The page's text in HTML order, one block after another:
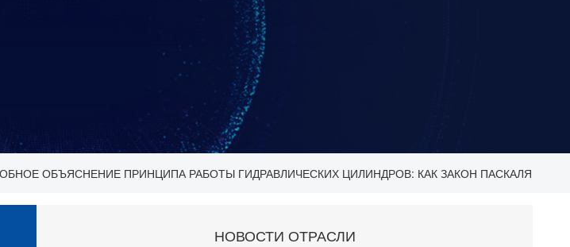
ОБЪЯСНЕНИЕ ПРИНЦИПА РАБОТЫ ГИДРАВЛИЧЕСКИХ ЦИЛИНДРОВ: КАК ЗАКОН ПАСКАЛЯ
НОВОСТИ ОТРАСЛИ